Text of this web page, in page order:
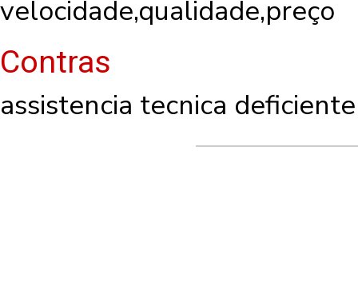
velocidade,qualidade,preço
Contras
assistencia tecnica